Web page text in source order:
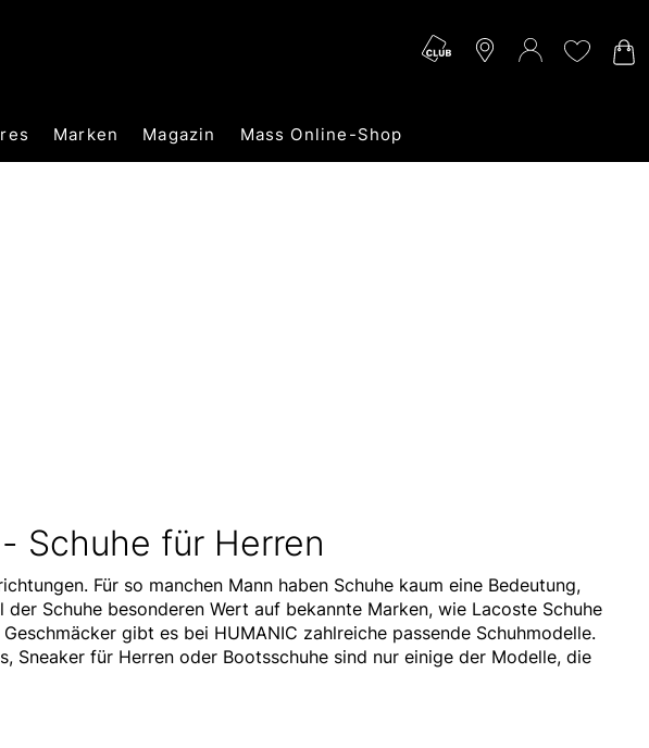
Marken Magazin Mass Online-Shop
Schuhe für Herren
Für so manchen Mann haben Schuhe kaum eine Bedeutung,
Schuhe besonderen Wert auf bekannte Marken, wie Lacoste Schuhe
gibt es bei HUMANIC zahlreiche passende Schuhmodelle.
Sneaker für Herren oder Bootsschuhe sind nur einige der Modelle, die